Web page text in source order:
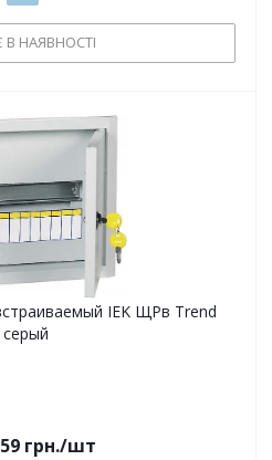
НАЯВНОСТІ
IEK ЩРв Trend
серый
грн./шт